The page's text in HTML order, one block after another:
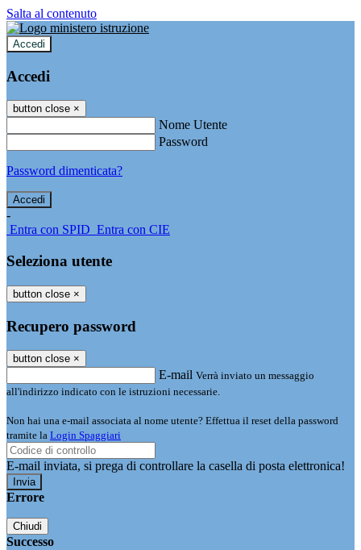
Salta al contenuto
Accedi
Accedi
button close ×
Nome Utente
Password
Password dimenticata?
-
Entra con SPID Entra con CIE
Seleziona utente
button close ×
Recupero password
button close ×
E-mail Verrà inviato un messaggio
all'indirizzo indicato con le istruzioni necessarie.
Non hai una e-mail associata al nome utente? Effettua il reset della password
tramite la Login Spaggiari
E-mail inviata, si prega di controllare la casella di posta elettronica!
Errore
Chiudi
Successo